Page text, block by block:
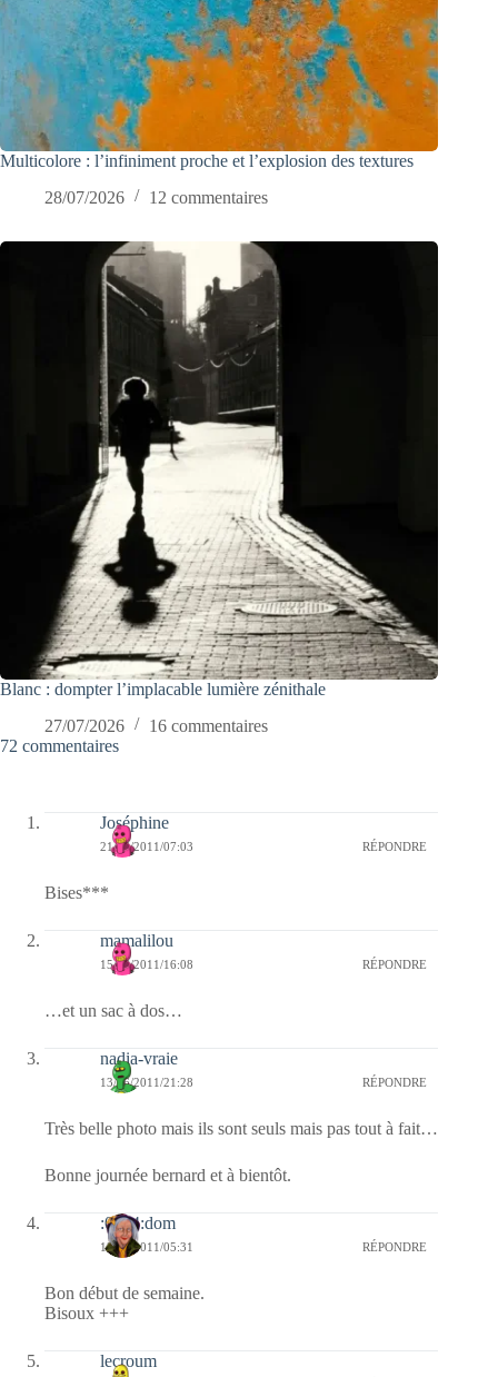
Multicolore : l’infiniment proche et l’explosion des textures
28/07/2026
12 commentaires
Blanc : dompter l’implacable lumière zénithale
27/07/2026
16 commentaires
72 commentaires
Joséphine
21/06/2011/07:03 RÉPONDRE
Bises***
mamalilou
15/06/2011/16:08 RÉPONDRE
…et un sac à dos…
nadia-vraie
13/06/2011/21:28 RÉPONDRE
Très belle photo mais ils sont seuls mais pas tout à fait…
Bonne journée bernard et à bientôt.
:0014:dom
13/06/2011/05:31 RÉPONDRE
Bon début de semaine.
Bisoux +++
lecroum